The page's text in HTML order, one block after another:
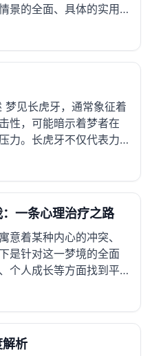
景的全面、具体的实用
情绪反应 梦见竖起大
许反映出个体在追求成
见长虎牙，通常象征着
性，可能暗示着梦者在
力。长虎牙不仅代表力
某种情况的恐惧或对他
的敏感。 情感指标 吉凶
一条心理治疗之路
意着某种内心的冲突、
是针对这一梦境的全面
个人成长等方面找到平
常见情绪反应 梦见长
或对内心潜在攻击性情
析